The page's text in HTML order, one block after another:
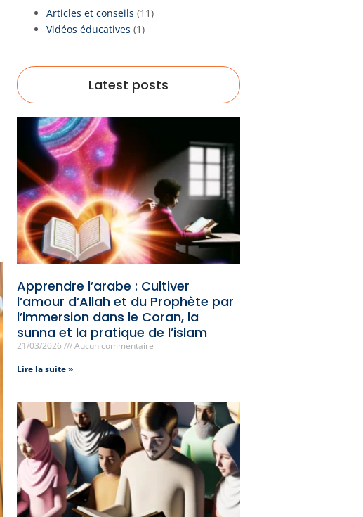
Articles et conseils (11)
Vidéos éducatives (1)
Latest posts
Apprendre l’arabe : Cultiver
l’amour d’Allah et du Prophète par
l’immersion dans le Coran, la
sunna et la pratique de l’islam
21/03/2026
Aucun commentaire
Lire la suite »